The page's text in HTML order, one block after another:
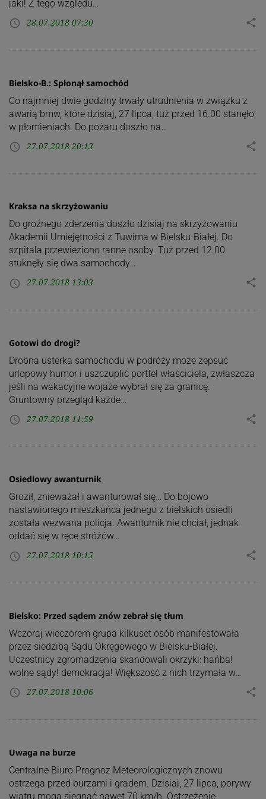
jaki! Z tego względu…
access_time 28.07.2018 07:30 share
Bielsko-B.: Spłonął samochód
Co najmniej dwie godziny trwały utrudnienia w związku z
awarią bmw, które dzisiaj, 27 lipca, tuż przed 16.00 stanęło
w płomieniach. Do pożaru doszło na…
access_time 27.07.2018 20:13 share
Kraksa na skrzyżowaniu
Do groźnego zderzenia doszło dzisiaj na skrzyżowaniu
Akademii Umiejętności z Tuwima w Bielsku-Białej. Do
szpitala przewieziono ranne osoby. Tuż przed 12.00
stuknęły się dwa samochody…
access_time 27.07.2018 13:03 share
Gotowi do drogi?
Drobna usterka samochodu w podróży może zepsuć
urlopowy humor i uszczuplić portfel właściciela, zwłaszcza
jeśli na wakacyjne wojaże wybrał się za granicę.
Gruntowny przegląd każde…
access_time 27.07.2018 11:59 share
Osiedlowy awanturnik
Groził, znieważał i awanturował się… Do bojowo
nastawionego mieszkańca jednego z bielskich osiedli
została wezwana policja. Awanturnik nie chciał, jednak
oddać się w ręce stróżów…
access_time 27.07.2018 10:15 share
Bielsko: Przed sądem znów zebrał się tłum
Wczoraj wieczorem grupa kilkuset osób manifestowała
przez siedzibą Sądu Okręgowego w Bielsku-Białej.
Uczestnicy zgromadzenia skandowali okrzyki: hańba!
wolne sądy! demokracja! Większość z nich trzymała w…
access_time 27.07.2018 10:06 share
Uwaga na burze
Centralne Biuro Prognoz Meteorologicznych znowu
ostrzega przed burzami i gradem. Dzisiaj, 27 lipca, porywy
wiatru mogą sięgnąć nawet 70 km/h. Ostrzeżenie